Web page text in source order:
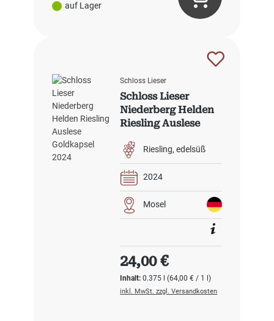
auf Lager
Schloss Lieser
Schloss Lieser
Niederberg Helden
Riesling Auslese
Riesling edelsüß
2024
Mosel
Inhalt:0.375 l(64,00 € / 1 l)
Regulärer Preis:
24,00 €
inkl. MwSt. zzgl. Versandkosten